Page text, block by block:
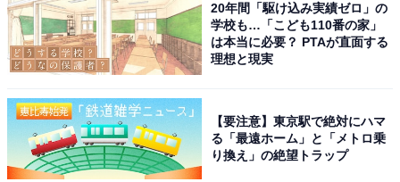
20年間「駆け込み実績ゼロ」の
学校も…「こども110番の家」
は本当に必要？ PTAが直面する
理想と現実
【要注意】東京駅で絶対にハマ
る「最遠ホーム」と「メトロ乗
り換え」の絶望トラップ